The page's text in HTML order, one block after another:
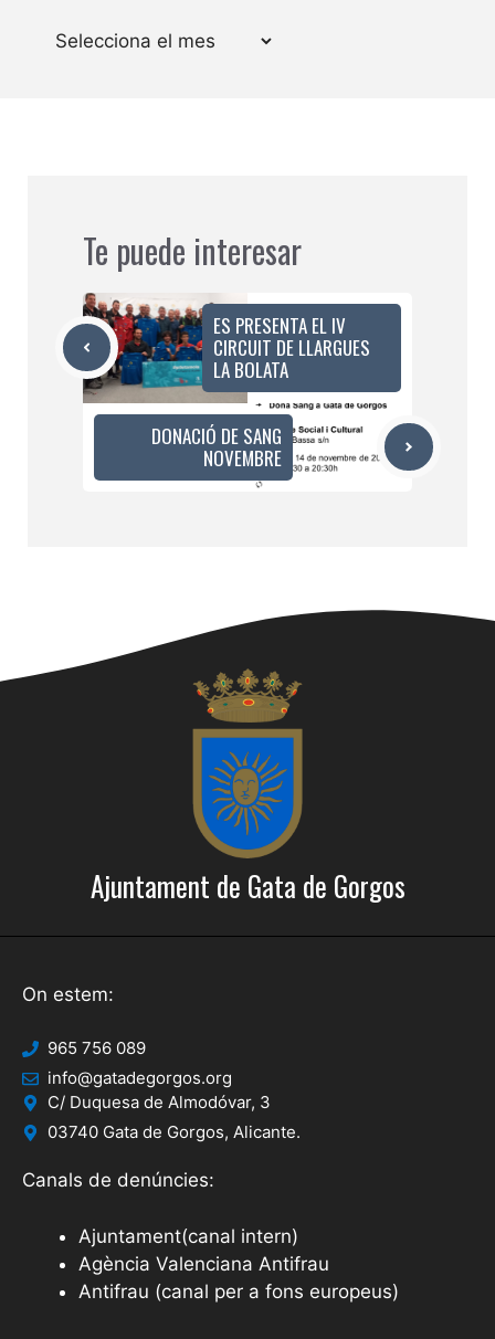
Arxius
Te puede interesar
ES PRESENTA EL IV
CIRCUIT DE LLARGUES
LA BOLATA
DONACIÓ DE SANG
NOVEMBRE
Ajuntament de Gata de Gorgos
On estem:
965 756 089
info@gatadegorgos.org
C/ Duquesa de Almodóvar, 3
03740 Gata de Gorgos, Alicante.
Canals de denúncies:
Ajuntament(canal intern)
Agència Valenciana Antifrau
Antifrau (canal per a fons europeus)